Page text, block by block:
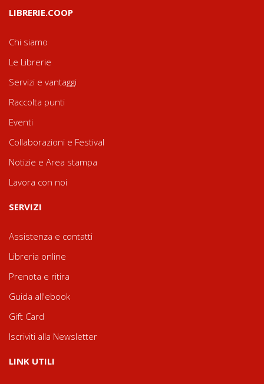
LIBRERIE.COOP
Chi siamo
Le Librerie
Servizi e vantaggi
Raccolta punti
Eventi
Collaborazioni e Festival
Notizie e Area stampa
Lavora con noi
SERVIZI
Assistenza e contatti
Libreria online
Prenota e ritira
Guida all'ebook
Gift Card
Iscriviti alla Newsletter
LINK UTILI